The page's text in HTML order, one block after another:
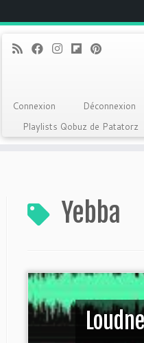
Connexion Déconnexion
Playlists Qobuz de Patatorz
Yebba